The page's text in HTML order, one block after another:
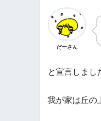
だーさん
と宣言しまし
我が家は丘の